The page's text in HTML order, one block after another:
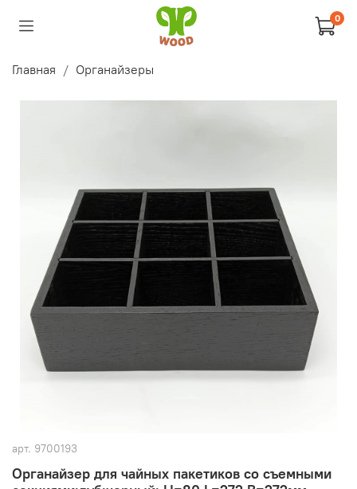
0
Главная Органайзеры
арт. 9700193
Органайзер для чайных пакетиков со съемными